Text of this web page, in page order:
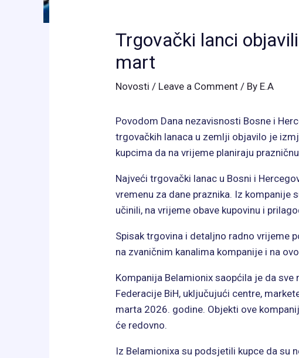
Trgovački lanci
mart
Novosti / Leave a Comment / By E.A
Povodom Dana nezavisnosti Bosne i
trgovačkih lanaca u zemlji objavilo je
kupcima da na vrijeme planiraju
Najveći trgovački lanac u Bosni i
vremenu za dane praznika. Iz kompanije
učinili, na vrijeme obave kupovinu i
Spisak trgovina i detaljno radno vrijeme
na zvaničnim kanalima kompanije i na
Kompanija Belamionix saopćila je da
Federacije BiH, uključujući centre,
marta 2026. godine. Objekti ove
će redovno.
Iz Belamionixa su podsjetili kupce da su